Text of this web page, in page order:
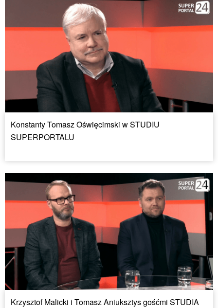
Konstanty Tomasz Oświęcimski w STUDIU
SUPERPORTALU
Krzysztof Malicki i Tomasz Aniuksztys gośćmi STUDIA